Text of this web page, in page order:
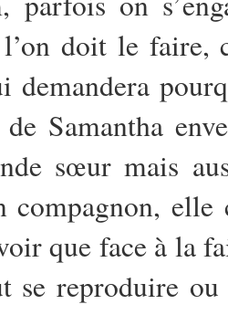
doit le faire,
demandera
de Samantha
sœur mais
compagnon,
que face à la
se reproduire